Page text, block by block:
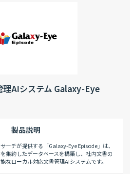
理AIシステム Galaxy-Eye
製品説明
ーチが提供する「Galaxy-Eye Episode」は、
集約したデータベースを構築し、社内文書の
なローカル対応文書管理AIシステムです。